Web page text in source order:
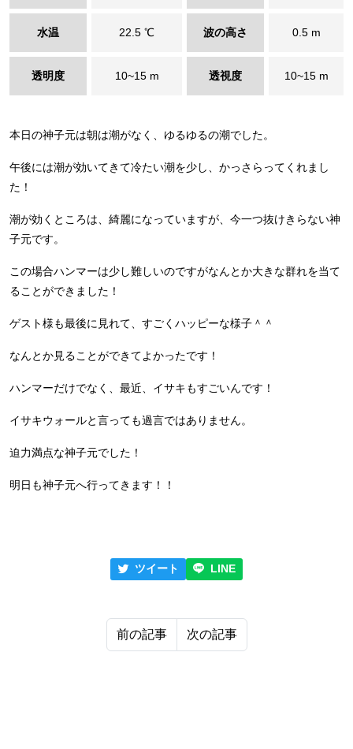
水温 22.5 ℃ 波の高さ 0.5 m
透明度 10~15 m 透視度 10~15 m
本日の神子元は朝は潮がなく、ゆるゆるの潮でした。
午後には潮が効いてきて冷たい潮を少し、かっさらってくれまし
た！
潮が効くところは、綺麗になっていますが、今一つ抜けきらない神
子元です。
この場合ハンマーは少し難しいのですがなんとか大きな群れを当て
ることができました！
ゲスト様も最後に見れて、すごくハッピーな様子＾＾
なんとか見ることができてよかったです！
ハンマーだけでなく、最近、イサキもすごいんです！
イサキウォールと言っても過言ではありません。
迫力満点な神子元でした！
明日も神子元へ行ってきます！！
ツイート LINE
前の記事 次の記事